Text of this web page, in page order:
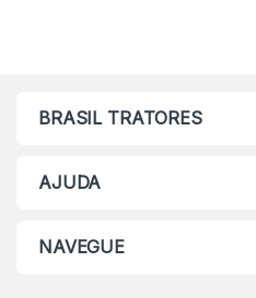
BRASIL TRATORES
AJUDA
NAVEGUE